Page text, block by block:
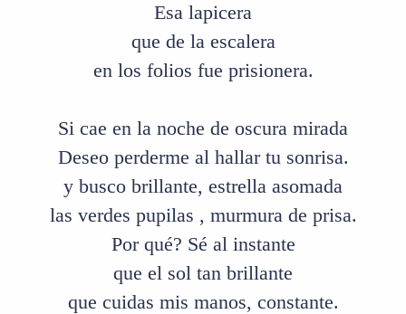
Esa lapicera
que de la escalera
en los folios fue prisionera.
Si cae en la noche de oscura mirada
Deseo perderme al hallar tu sonrisa.
y busco brillante, estrella asomada
las verdes pupilas , murmura de prisa.
Por qué? Sé al instante
que el sol tan brillante
que cuidas mis manos, constante.